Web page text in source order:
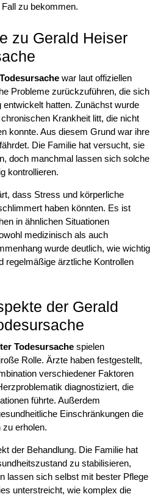
zu bekommen.
zu Gerald Heiser
war laut offiziellen
Probleme zurückzuführen, die sich
hatten. Zunächst wurde
Krankheit litt, die nicht
konnte. Aus diesem Grund war ihre
Die Familie hat versucht, sie
doch manchmal lassen sich solche
kontrollieren.
dass Stress und körperliche
haben könnten. Es ist
in ähnlichen Situationen
medizinisch als auch
wurde deutlich, wie wichtig
regelmäßige ärztliche Kontrollen
der Gerald
Todesursache spielen
Rolle. Ärzte haben festgestellt,
verschiedener Faktoren
diagnostiziert, die
führte. Außerdem
Einschränkungen die
erholen.
der Behandlung. Die Familie hat
zu stabilisieren,
lassen sich selbst mit bester Pflege
unterstreicht, wie komplex die